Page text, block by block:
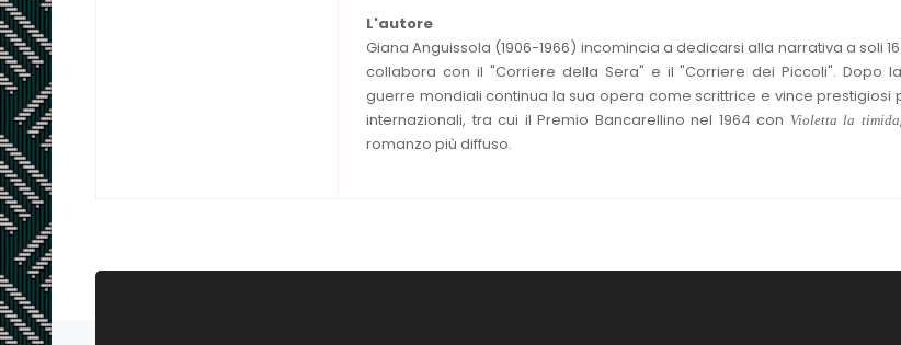
L'autore
Giana Anguissola (1906-1966) incomincia a dedicarsi alla narrativa a soli
collabora con il "Corriere della Sera" e il "Corriere dei Piccoli". Dopo
guerre mondiali continua la sua opera come scrittrice e vince prestigiosi
internazionali, tra cui il Premio Bancarellino nel 1964 con Violetta la timida
romanzo più diffuso.